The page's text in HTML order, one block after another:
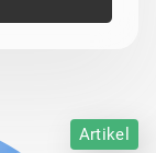
Artikel